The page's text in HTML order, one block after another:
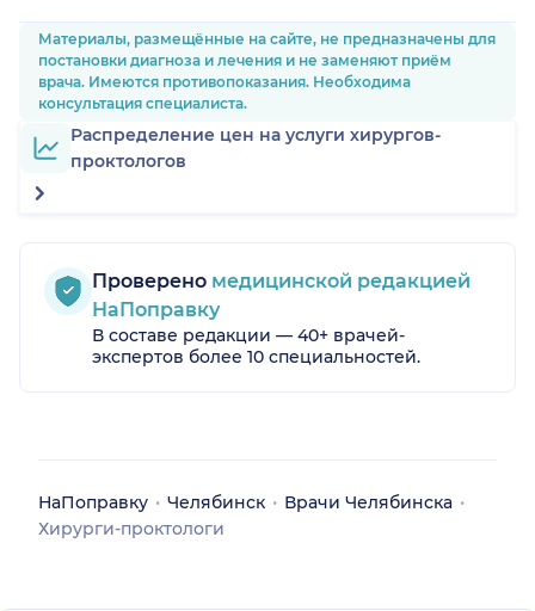
Материалы, размещённые на сайте, не предназначены для
постановки диагноза и лечения и не заменяют приём
врача. Имеются противопоказания. Необходима
консультация специалиста.
Распределение цен на услуги хирургов-
проктологов
Проверено медицинской редакцией
НаПоправку
В составе редакции — 40+ врачей-
экспертов более 10 специальностей.
НаПоправку Челябинск
Врачи Челябинска
Хирурги-проктологи